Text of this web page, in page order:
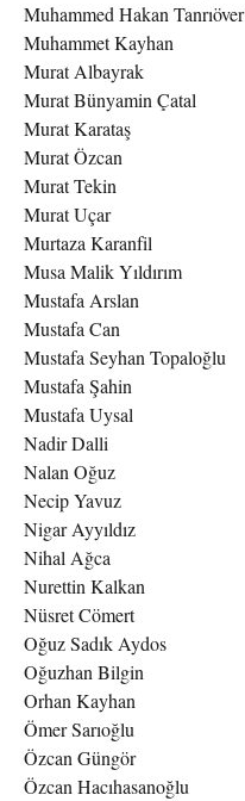
Muhammed Hakan Tanrıöver
Muhammet Kayhan
Murat Albayrak
Murat Bünyamin Çatal
Murat Karataş
Murat Özcan
Murat Tekin
Murat Uçar
Murtaza Karanfil
Musa Malik Yıldırım
Mustafa Arslan
Mustafa Can
Mustafa Seyhan Topaloğlu
Mustafa Şahin
Mustafa Uysal
Nadir Dalli
Nalan Oğuz
Necip Yavuz
Nigar Ayyıldız
Nihal Ağca
Nurettin Kalkan
Nüsret Cömert
Oğuz Sadık Aydos
Oğuzhan Bilgin
Orhan Kayhan
Ömer Sarıoğlu
Özcan Güngör
Özcan Hacıhasanoğlu